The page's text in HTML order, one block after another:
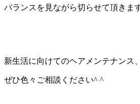
バランスを見ながら切らせて頂きま
新生活に向けてのヘアメンテナンス、
ぜひ色々ご相談ください^ ^